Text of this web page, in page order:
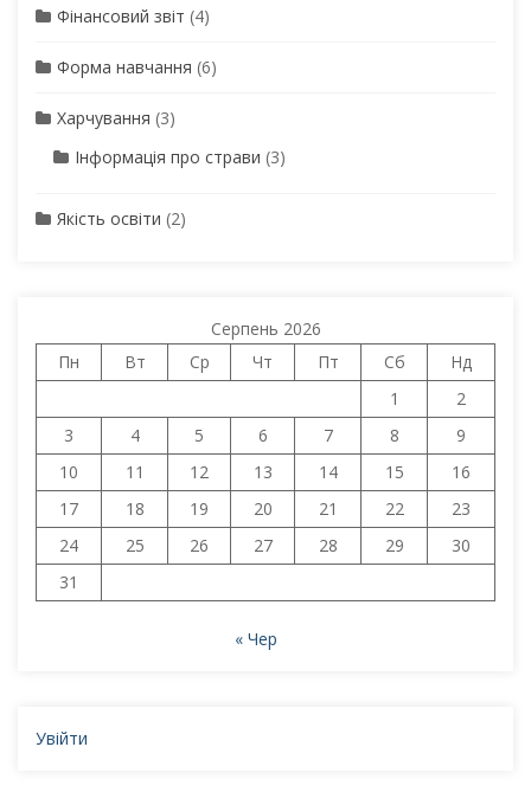
Фінансовий звіт (4)
Форма навчання (6)
Харчування (3)
Інформація про страви (3)
Якість освіти (2)
Серпень 2026
Пн
Вт Ср Чт Пт Сб
Нд
1
2
3
4 5 6 7 8
9
10
11 12 13 14 15
16
17
18 19 20 21 22
23
24
25 26 27 28 29
30
31
« Чер
Увійти